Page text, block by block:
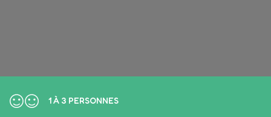
1 À 3 PERSONNES